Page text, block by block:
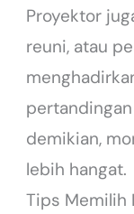
Proyektor
reuni, atau
demikian,
lebih hangat.
Tips Memilih